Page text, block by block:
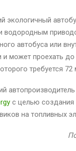
экологичный
водородным
автобуса или
и может проехать
требуется 72
автопроизводитель
с целью создания
на топливных